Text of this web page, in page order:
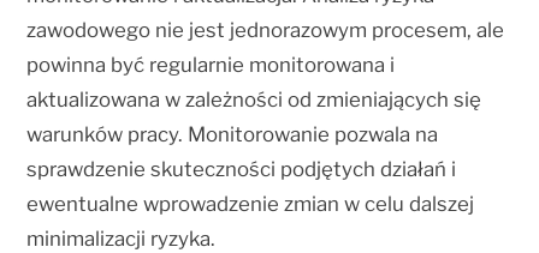
zawodowego nie jest jednorazowym procesem, ale
powinna być regularnie monitorowana i
aktualizowana w zależności od zmieniających się
warunków pracy. Monitorowanie pozwala na
sprawdzenie skuteczności podjętych działań i
ewentualne wprowadzenie zmian w celu dalszej
minimalizacji ryzyka.